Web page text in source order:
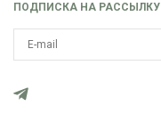
ПОДПИСКА НА РАССЫЛКУ